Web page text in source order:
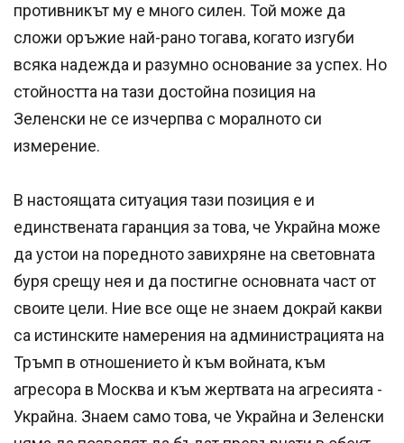
противникът му е много силен. Той може да
сложи оръжие най-рано тогава, когато изгуби
всяка надежда и разумно основание за успех. Но
стойността на тази достойна позиция на
Зеленски не се изчерпва с моралното си
измерение.
В настоящата ситуация тази позиция е и
единствената гаранция за това, че Украйна може
да устои на поредното завихряне на световната
буря срещу нея и да постигне основната част от
своите цели. Ние все още не знаем докрай какви
са истинските намерения на администрацията на
Тръмп в отношението ѝ към войната, към
агресора в Москва и към жертвата на агресията -
Украйна. Знаем само това, че Украйна и Зеленски